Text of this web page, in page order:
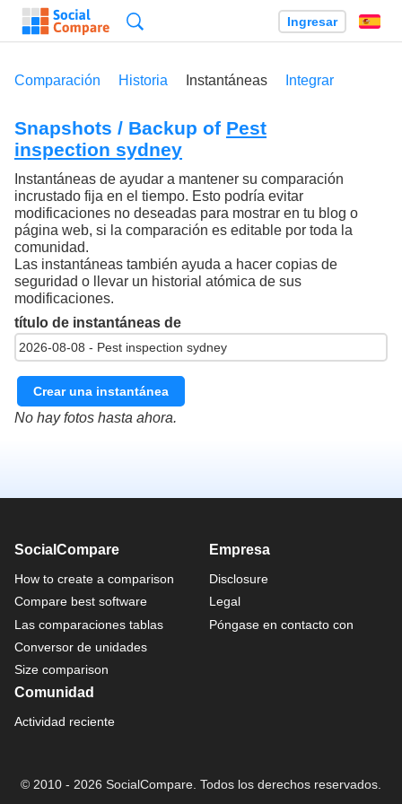
Ingresar
Comparación Historia Instantáneas Integrar
Snapshots / Backup of Pest
inspection sydney
Instantáneas de ayudar a mantener su comparación
incrustado fija en el tiempo. Esto podría evitar
modificaciones no deseadas para mostrar en tu blog o
página web, si la comparación es editable por toda la
comunidad.
Las instantáneas también ayuda a hacer copias de
seguridad o llevar un historial atómica de sus
modificaciones.
título de instantáneas de
Crear una instantánea
No hay fotos hasta ahora.
SocialCompare
How to create a comparison
Compare best software
Las comparaciones tablas
Conversor de unidades
Size comparison
Empresa
Disclosure
Legal
Póngase en contacto con
Comunidad
Actividad reciente
© 2010 - 2026 SocialCompare. Todos los derechos reservados.